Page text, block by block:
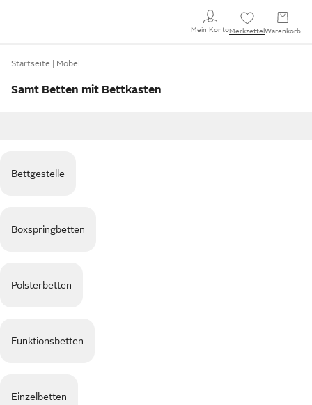
Mein KontoMerkzettel Warenkorb
Startseite Möbel
Samt Betten mit Bettkasten
Bettgestelle
Boxspringbetten
Polsterbetten
Funktionsbetten
Einzelbetten